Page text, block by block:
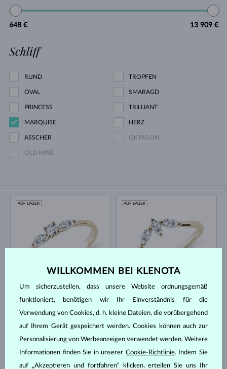
648 € 13 909 €
Schliff
RUND TROPFEN
OVAL SMARAGD
PRINCESS TRILLIANT
MARQUISE HERZ
ASSCHER OKTAGON
OLD MINE
GELBGOLD
AUF LAGER
1 387 €
GELBGOLD
AUF LAGER
1 214 €
AUF LAGER AUF LAGER
WILLKOMMEN BEI KLENOTA
Um sicherzustellen, dass unsere Website ordnungsgemäß
funktioniert, benötigen wir Ihr Einverständnis für die
Verwendung von Cookies, d. h. kleine Dateien, die vorübergehend
auf Ihrem Gerät gespeichert werden. Cookies können auch zur
Personalisierung von Werbeanzeigen verwendet werden. Weitere
Informationen finden Sie in unserer Cookie-Richtlinie. Indem Sie
auf „Akzeptieren und fortfahren“ klicken, erteilen Sie uns Ihr